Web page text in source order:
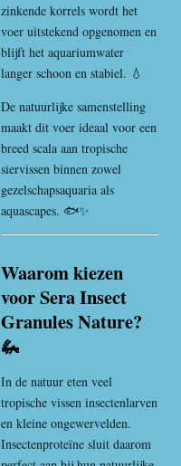
zinkende korrels wordt het
voer uitstekend opgenomen en
blijft het aquariumwater
langer schoon en stabiel. 💧
De natuurlijke samenstelling
maakt dit voer ideaal voor een
breed scala aan tropische
siervissen binnen zowel
gezelschapsaquaria als
aquascapes. 🐟✨
Waarom kiezen
voor Sera Insect
Granules Nature?
🦗
In de natuur eten veel
tropische vissen insectenlarven
en kleine ongewervelden.
Insectenproteïne sluit daarom